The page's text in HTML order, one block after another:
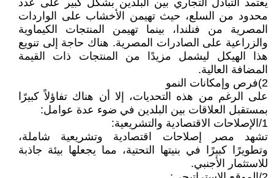
يعتمد التبادل التجاري بين البلدين بشكل كبير على عدد
محدود من السلع، حيث تهيمن الأخشاب على الواردات
المصرية من فنلندا، بينما تهيمن المنتجات الكيماوية
والزراعية على الصادرات المصرية. هناك حاجة إلى تنويع
هذا الهيكل ليشمل مزيدًا من المنتجات ذات القيمة
المضافة العالية.
2)فرص وإمكانات النمو
على الرغم من هذه التحديات، إلا أن هناك تفاؤلاً كبيرًا
بمستقبل العلاقات بين البلدين في ضوء عدة عوامل:
1/الإصلاحات الاقتصادية والتشريعية:
تشهد مصر إصلاحات اقتصادية وتشريعية شاملة،
وتطويرًا كبيرًا في بنيتها التحتية، مما يجعلها بيئة جاذبة
للاستثمار الأجنبي.